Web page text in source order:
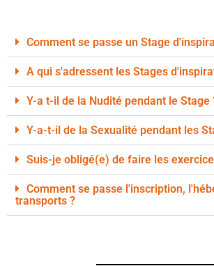
Comment se passe un Stage
A qui s'adressent les Stages
Y-a t-il de la Nudité pendant le Stage
Y-a-t-il de la Sexualité pendant les
Suis-je obligé(e) de faire les
Comment se passe l'inscription,
transports ?